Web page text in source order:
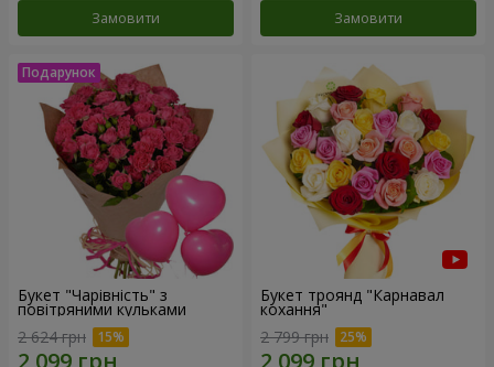
Замовити Замовити
Букет "Чарівність" з
повітряними кульками
2 624 грн
Букет троянд "Карнавал
кохання"
2 799 грн